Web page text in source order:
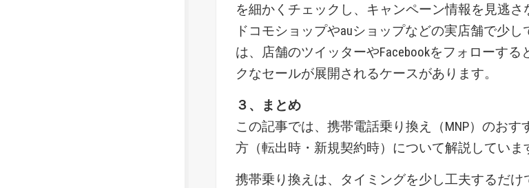
を細かくチェックし、キャンペーン情報を見逃さ
ドコモショップやauショップなどの実店舗で少
は、店舗のツイッターやFacebookをフォローする
クなセールが展開されるケースがあります。
３、まとめ
この記事では、携帯電話乗り換え（MNP）のお
方（転出時・新規契約時）について解説していま
携帯乗り換えは、タイミングを少し工夫するだ